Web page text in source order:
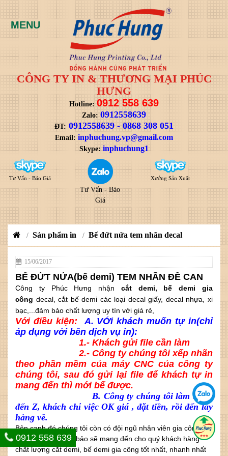
CÔNG TY IN & THƯƠNG MẠI PHÚC
HƯNG
Hotline: 0912 558 639
Zalo: 0912558639
ĐT: 0912558639-0868 308 051
Email: inphuchung.vp@gmail.com
Skype: inphuchung1
Tư Vấn - Báo Giá
Tư Vấn - Báo
Giá
Xưởng Sản Xuất
/ Sản phẩm in / Bế đứt nửa tem nhãn decal
15/06/2017
BẾ ĐỨT NỬA(bế demi) TEM NHÃN ĐỀ CAN
Công ty Phúc Hưng nhận cắt demi, bế demi gia
công decal, cắt bế demi các loại decal giấy, decal nhựa, xi
bạc,...đảm bảo chất lượng uy tín với giá rẻ,
Với điều kiện: A. VỚi khách muốn tự in(chỉ
áp dụng với bên dịch vụ in):
1.- Khách gửi file cần làm
2.- Công ty chúng tôi xếp nhãn
theo phần mềm của máy CNC của công ty
chúng tôi, sau đó gửi lại file để khách tự in
mang đến thì mới bế được.
B. Công ty chúng tôi làm từ A
đến Z, khách chỉ việc OK giá , đặt tiền, rồi đến lấy
hàng về.
Bên cạnh đó chúng tôi còn có đội ngũ nhân viên gia công cắt
bế lành nghề đảm bảo sẽ mang đến cho quý khách hàng
chất lượng cắt demi, bế demi gia công tốt nhất, nhanh nhất
0912 558 639